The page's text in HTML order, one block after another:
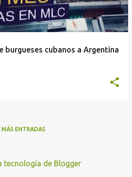
burgueses cubanos a Argentina
MÁS ENTRADAS
tecnología de Blogger